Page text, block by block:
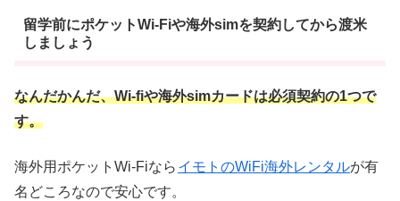
留学前にポケットWi-Fiや海外simを契約してから渡米
しましょう
なんだかんだ、Wi-fiや海外simカードは必須契約の1つで
す。
海外用ポケットWi-Fiなら イモトのWiFi海外レンタルが有
名どころなので安心です。